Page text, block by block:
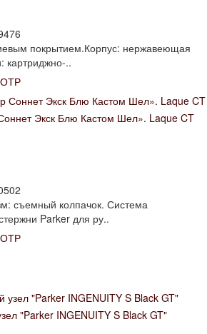
покрытием.Корпус: нержавеющая
картриджно-..
Экск Блю Кастом Шел». Laque CT
съемный колпачок. Система
Parker для ру..
"Parker INGENUITY S Black GT"